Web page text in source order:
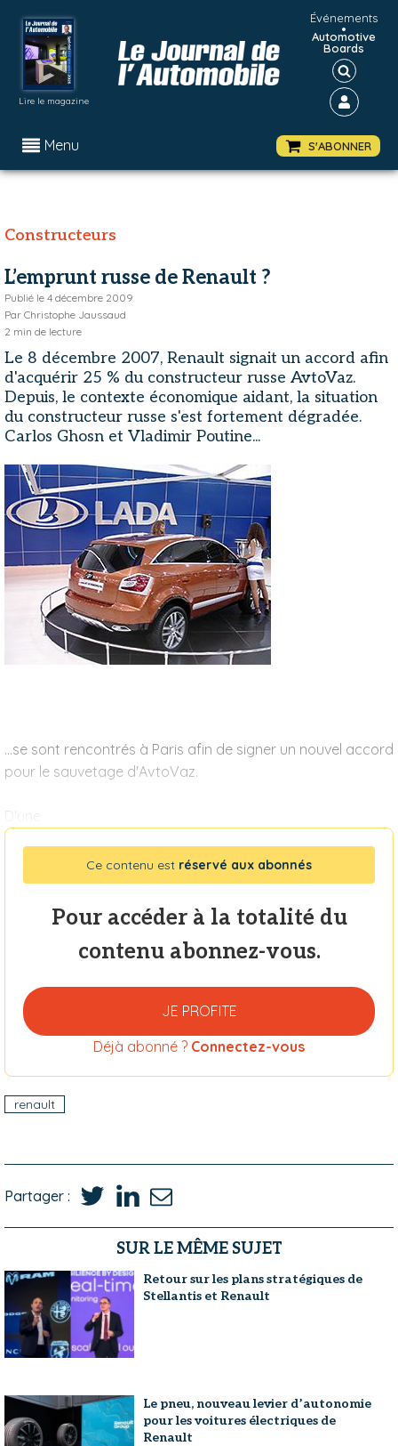
Lire le magazine
Événements
•
Automotive
Boards
Menu S'ABONNER
Constructeurs
L’emprunt russe de Renault ?
Publié le 4 décembre 2009
Par Christophe Jaussaud
2 min de lecture
Le 8 décembre 2007, Renault signait un accord afin
d'acquérir 25 % du constructeur russe AvtoVaz.
Depuis, le contexte économique aidant, la situation
du constructeur russe s'est fortement dégradée.
Carlos Ghosn et Vladimir Poutine...
...se sont rencontrés à Paris afin de signer un nouvel accord
pour le sauvetage d'AvtoVaz.
Ce contenu est réservé aux abonnés
Pour accéder à la totalité du
contenu abonnez-vous.
JE PROFITE
Déjà abonné ? Connectez-vous
renault
Partager :
SUR LE MÊME SUJET
Retour sur les plans stratégiques de
Stellantis et Renault
Le pneu, nouveau levier d’autonomie
pour les voitures électriques de
Renault